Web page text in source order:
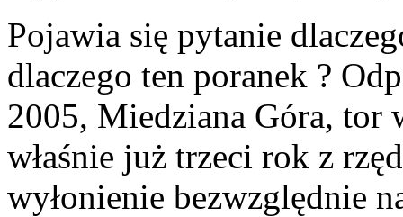
Pojawia się pytanie
dlaczego ten poranek ?
2005, Miedziana Góra,
właśnie już trzeci rok z
wyłonienie bezwzględnie